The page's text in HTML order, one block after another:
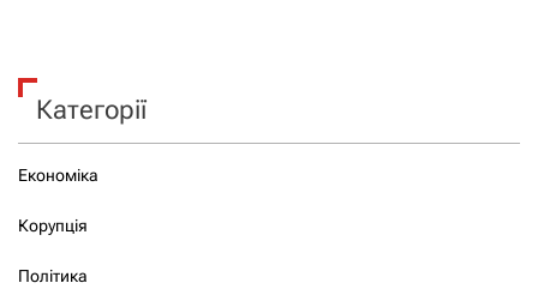
Категорії
Економіка
Корупція
Політика